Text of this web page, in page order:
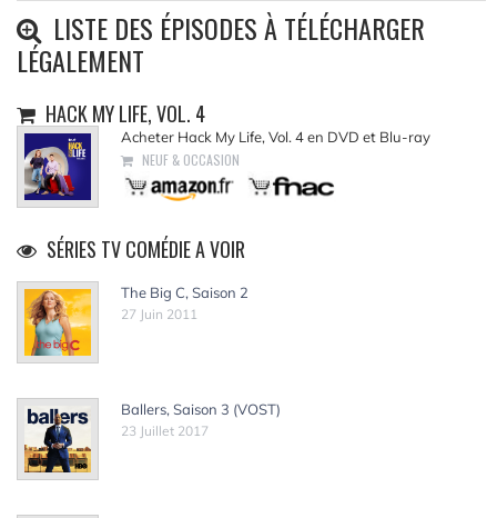
LISTE DES ÉPISODES À TÉLÉCHARGER
LÉGALEMENT
HACK MY LIFE, VOL. 4
Acheter Hack My Life, Vol. 4 en DVD et Blu-ray
NEUF & OCCASION
SÉRIES TV COMÉDIE A VOIR
The Big C, Saison 2
27 Juin 2011
Ballers, Saison 3 (VOST)
23 Juillet 2017